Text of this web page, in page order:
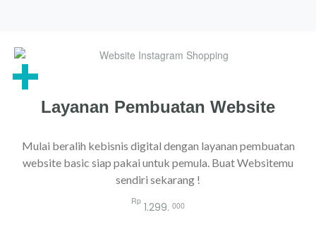
+Layanan Pembuatan Website
Mulai beralih kebisnis digital dengan layanan pembuatan
website basic siap pakai untuk pemula. Buat Websitemu
sendiri sekarang !
Rp
1.299. 000